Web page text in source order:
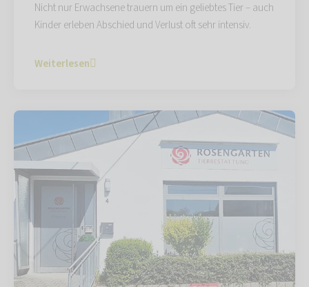
Nicht nur Erwachsene trauern um ein geliebtes Tier – auch
Kinder erleben Abschied und Verlust oft sehr intensiv.
Weiterlesen